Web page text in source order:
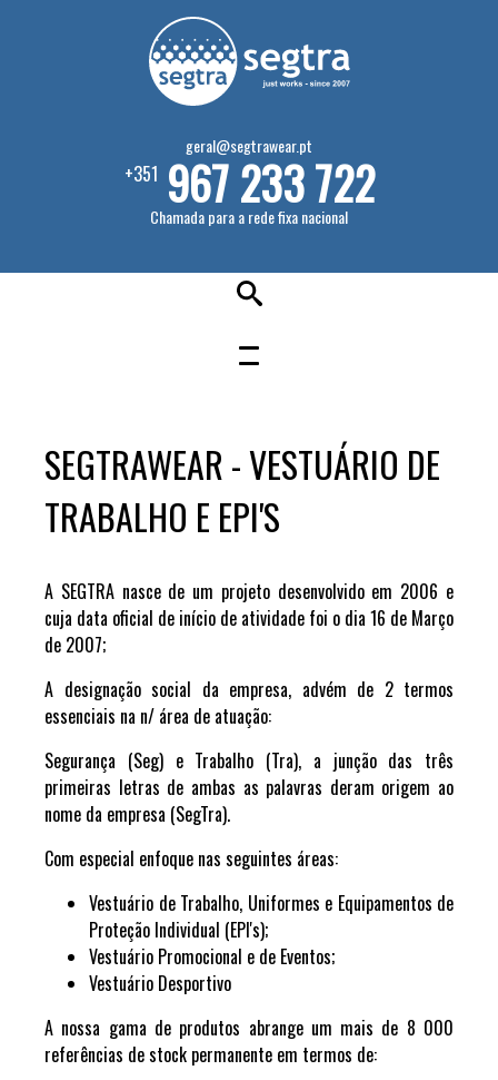
geral@segtrawear.pt
+351 967 233 722
Chamada para a rede fixa nacional
SEGTRAWEAR - VESTUÁRIO DE
TRABALHO E EPI'S
A SEGTRA nasce de um projeto desenvolvido em 2006 e
cuja data oficial de início de atividade foi o dia 16 de Março
de 2007;
A designação social da empresa, advém de 2 termos
essenciais na n/ área de atuação:
Segurança (Seg) e Trabalho (Tra), a junção das três
primeiras letras de ambas as palavras deram origem ao
nome da empresa (SegTra).
Com especial enfoque nas seguintes áreas:
Vestuário de Trabalho, Uniformes e Equipamentos de
Proteção Individual (EPI's);
Vestuário Promocional e de Eventos;
Vestuário Desportivo
A nossa gama de produtos abrange um mais de 8 000
referências de stock permanente em termos de: